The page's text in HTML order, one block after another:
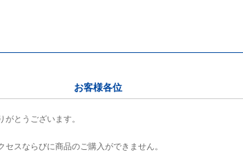
お客様各位
とうございます。
スならびに商品のご購入ができません。